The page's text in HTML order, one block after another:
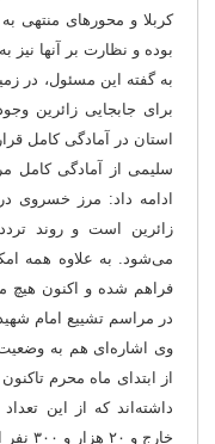
کربلا و محورهای منتهی
بوده و نظارت بر آنها
به گفته این مسئول، در
برای جابجایی زائرین
استان در آمادگی کامل
️سلیمی از آمادگی کامل
زائرین است و روند
می‌شود. به علاوه همه
فراهم شده و اکنون هیچ
در مراسم تشییع امام
️وی اشاره‌ای هم به
خارج و ۲۰ هزار و ۳۰۰ نفر از این مرز وارد کشور شده‌اند.